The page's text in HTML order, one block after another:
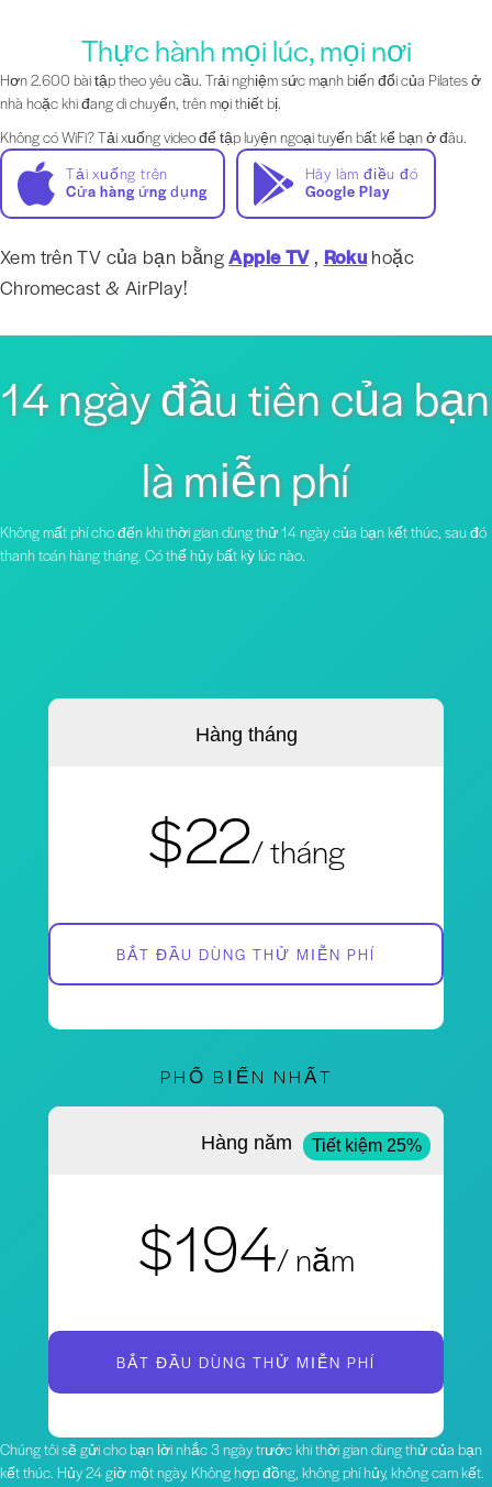
Thực hành mọi lúc, mọi nơi
Hơn 2.600 bài tập theo yêu cầu. Trải nghiệm sức mạnh biến đổi của Pilates ở
nhà hoặc khi đang di chuyển, trên mọi thiết bị.
Không có WiFi? Tải xuống video để tập luyện ngoại tuyến bất kể bạn ở đâu.
Tải xuống trên
Cửa hàng ứng dụng
Hãy làm điều đó
Google Play
Xem trên TV của bạn bằngApple TV, Roku hoặc
Chromecast & AirPlay!
14 ngày đầu tiên của bạn
là miễn phí
Không mất phí cho đến khi thời gian dùng thử 14 ngày của bạn kết thúc, sau đó
thanh toán hàng tháng. Có thể hủy bất kỳ lúc nào.
Hàng tháng
$22/ tháng
BẮT ĐẦU DÙNG THỬ MIỄN PHÍ
PHỔ BIẾN NHẤT
Hàng năm Tiết kiệm 25%
$194/ năm
BẮT ĐẦU DÙNG THỬ MIỄN PHÍ
Chúng tôi sẽ gửi cho bạn lời nhắc 3 ngày trước khi thời gian dùng thử của bạn
kết thúc. Hủy 24 giờ một ngày. Không hợp đồng, không phí hủy, không cam kết.